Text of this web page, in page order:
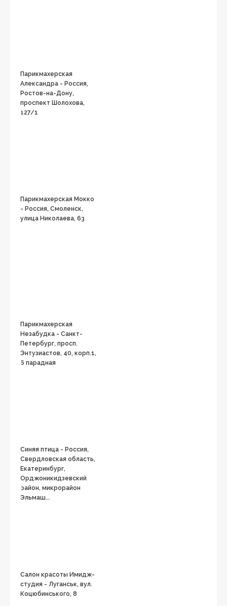
Парикмахерская
Александра - Россия,
Ростов-на-Дону,
проспект Шолохова,
127/1
Парикмахерская Мокко
- Россия, Смоленск,
улица Николаева, 63
Парикмахерская
Незабудка - Санкт-
Петербург, просп.
Энтузиастов, 40, корп.1,
6 парадная
Синяя птица - Россия,
Свердловская область,
Екатеринбург,
Орджоникидзевский
район, микрорайон
Эльмаш...
Салон красоты Имидж-
студия - Луганськ, вул.
Коцюбинського, 8